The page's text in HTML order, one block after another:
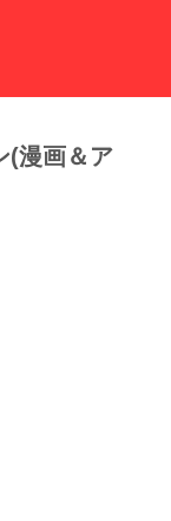
(漫画＆ア